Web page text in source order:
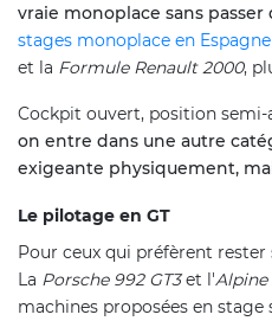
vraie monoplace sans
stages monoplace en Espagne
et la Formule Renault 2000,
Cockpit ouvert, position
on entre dans une autre
exigeante physiquement,
Le pilotage en GT
Pour ceux qui préfèrent
La Porsche 992 GT3et l'Alpine
machines proposées en stage